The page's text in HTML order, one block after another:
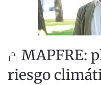
MAPFRE:
riesgo